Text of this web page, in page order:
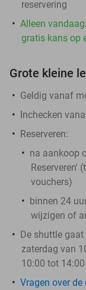
reservering
Alleen
gratis kans op
Grote kleine
Geldig vanaf
Inchecken
Reserveren:
na aankoop
Reserveren'
vouchers)
binnen 24
wijzigen of
De shuttle
zaterdag van
10:00 tot
Vragen over